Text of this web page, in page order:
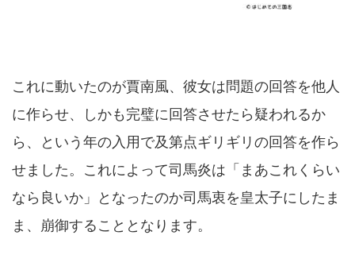
これに動いたのが賈南風、彼女は問題の回答を他人
に作らせ、しかも完璧に回答させたら疑われるか
ら、という年の入用で及第点ギリギリの回答を作ら
せました。これによって司馬炎は「まあこれくらい
なら良いか」となったのか司馬衷を皇太子にしたま
ま、崩御することとなります。